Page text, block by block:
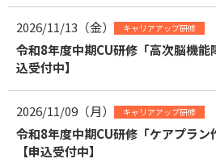
2026/11/13（金） キャリアアップ研修
令和8年度中期CU研修「高次脳機能
込受付中】
2026/11/09（月） キャリアアップ研修
令和8年度中期CU研修「ケアプラン
【申込受付中】